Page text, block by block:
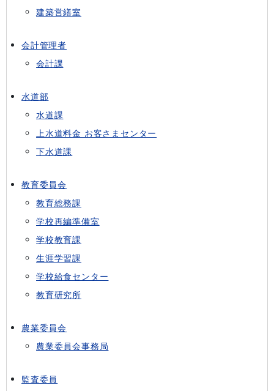
建築営繕室
会計管理者
会計課
水道部
水道課
上水道料金 お客さまセンター
下水道課
教育委員会
教育総務課
学校再編準備室
学校教育課
生涯学習課
学校給食センター
教育研究所
農業委員会
農業委員会事務局
監査委員